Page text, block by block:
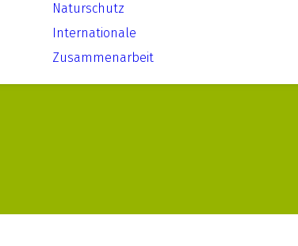
Naturschutz
Internationale
Zusammenarbeit